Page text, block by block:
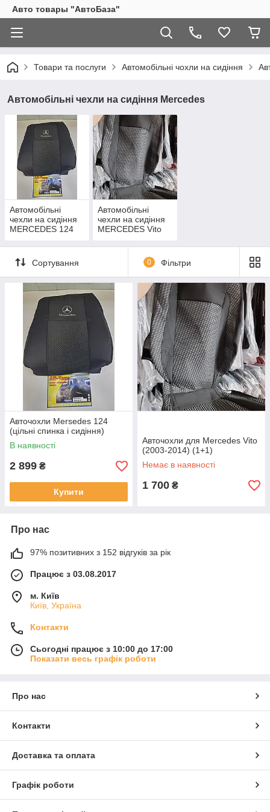
Авто товары "АвтоБаза"
Товари та послуги Автомобільні чохли на сидіння
Автомобільні чехли на сидіння Mercedes
Автомобільні
чехли на сидіння
MERCEDES 124
Автомобільні
чехли на сидіння
MERCEDES Vito
Сортування 0 Фільтри
Авточохли Mersedes 124
(цільні спинка і сидіння)
В наявності
2 899 ₴
Купити
Авточохли для Mercedes Vito
(2003-2014) (1+1)
Немає в наявності
1 700 ₴
Про нас
97% позитивних з 152 відгуків за рік
Працює з 03.08.2017
м. Київ
Київ, Україна
Контакти
Сьогодні працює з 10:00 до 17:00
Показати весь графік роботи
Про нас
Контакти
Доставка та оплата
Графік роботи